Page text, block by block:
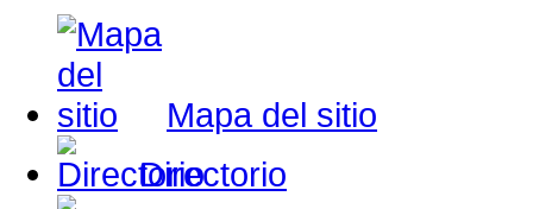
Mapa del sitio
Directorio